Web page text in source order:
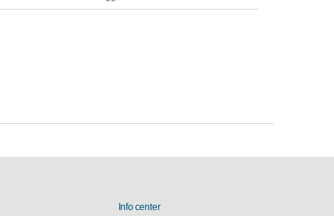
Info center